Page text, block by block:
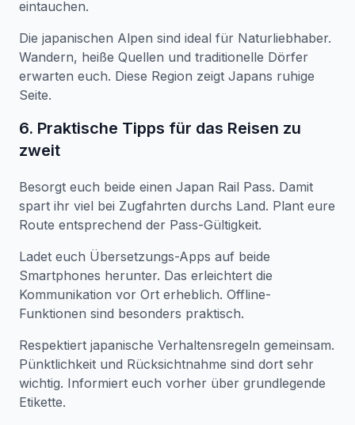
eintauchen.
Die japanischen Alpen sind ideal für Naturliebhaber.
Wandern, heiße Quellen und traditionelle Dörfer
erwarten euch. Diese Region zeigt Japans ruhige
Seite.
6. Praktische Tipps für das Reisen zu
zweit
Besorgt euch beide einen Japan Rail Pass. Damit
spart ihr viel bei Zugfahrten durchs Land. Plant eure
Route entsprechend der Pass-Gültigkeit.
Ladet euch Übersetzungs-Apps auf beide
Smartphones herunter. Das erleichtert die
Kommunikation vor Ort erheblich. Offline-
Funktionen sind besonders praktisch.
Respektiert japanische Verhaltensregeln gemeinsam.
Pünktlichkeit und Rücksichtnahme sind dort sehr
wichtig. Informiert euch vorher über grundlegende
Etikette.